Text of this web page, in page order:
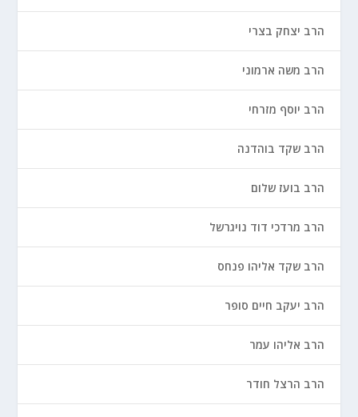
הרב יצחק בצרי
הרב משה ארמוני
הרב יוסף מזרחי
הרב שקד בוהדנה
הרב בועז שלום
הרב מרדכי דוד נויגרשל
הרב שקד אליהו פנחס
הרב יעקב חיים סופר
הרב אליהו עמר
הרב הרצל חודר